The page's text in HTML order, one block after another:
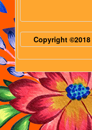
Copyright ©2018